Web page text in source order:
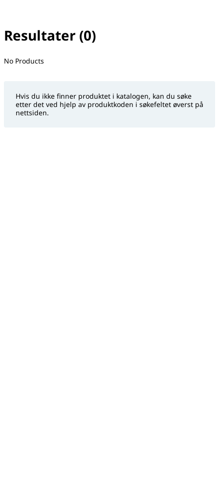
Resultater (0)
No filter(s) selected
No Products
Hvis du ikke finner produktet i katalogen, kan du søke
etter det ved hjelp av produktkoden i søkefeltet øverst på
nettsiden.